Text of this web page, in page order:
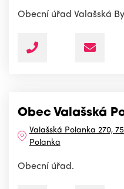
Obecní úřad Valašská
Obec Valašská
Valašská Polanka 270,
Polanka
Obecní úřad.